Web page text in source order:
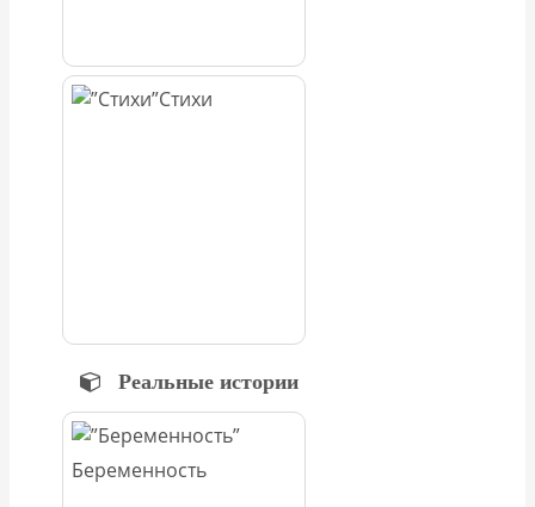
Стихи
Реальные истории
Беременность